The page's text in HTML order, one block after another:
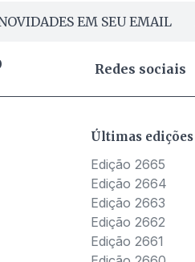
EM SEU EMAIL
Redes sociais
Últimas edições
Edição 2665
Edição 2664
Edição 2663
Edição 2662
Edição 2661